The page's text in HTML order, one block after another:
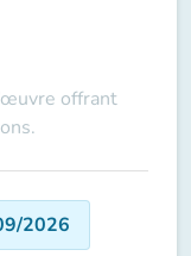
offrant
2026